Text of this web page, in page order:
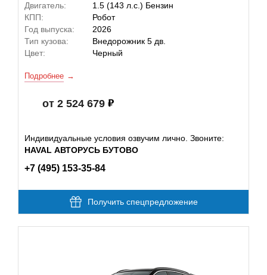
Двигатель:
1.5 (143 л.с.) Бензин
КПП:
Робот
Год выпуска:
2026
Тип кузова:
Внедорожник 5 дв.
Цвет:
Черный
Подробнее
от 2 524 679
Индивидуальные условия озвучим лично. Звоните:
HAVAL АВТОРУСЬ БУТОВО
+7 (495) 153-35-84
Получить спецпредложение